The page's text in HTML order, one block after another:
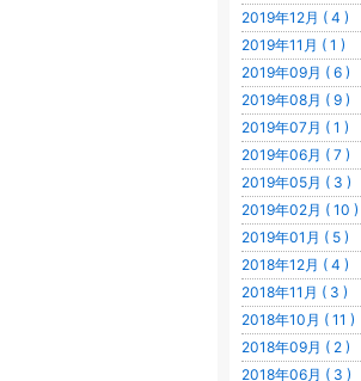
2019年12月 ( 4 )
2019年11月 ( 1 )
2019年09月 ( 6 )
2019年08月 ( 9 )
2019年07月 ( 1 )
2019年06月 ( 7 )
2019年05月 ( 3 )
2019年02月 ( 10 )
2019年01月 ( 5 )
2018年12月 ( 4 )
2018年11月 ( 3 )
2018年10月 ( 11 )
2018年09月 ( 2 )
2018年06月 ( 3 )